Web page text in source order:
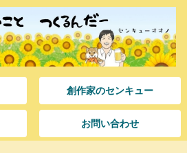
創作家のセンキュー
お問い合わせ